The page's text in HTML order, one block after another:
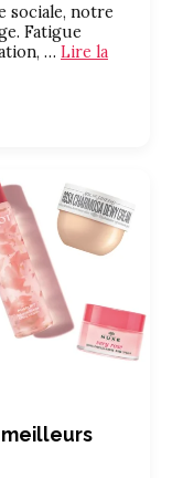
sociale, notre
Fatigue
… Lire la